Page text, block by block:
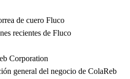
de cuero Fluco
recientes de Fluco
Corporation
general del negocio de ColaReb